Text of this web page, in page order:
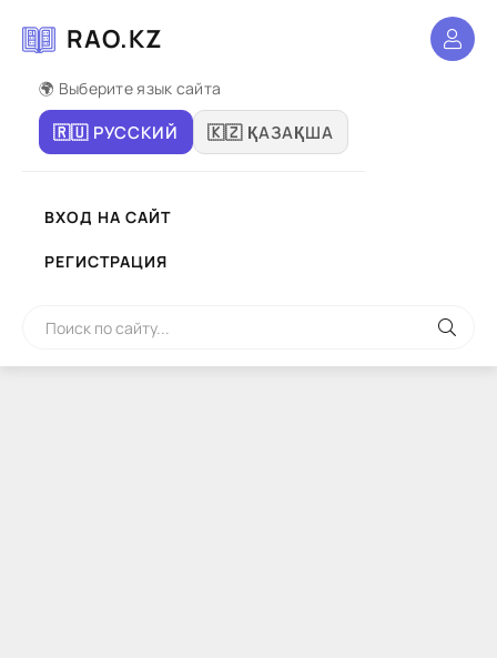
RAO.KZ
🌍 Выберите язык сайта
🇷🇺 РУССКИЙ 🇰🇿 ҚАЗАҚША
ВХОД НА САЙТ
РЕГИСТРАЦИЯ